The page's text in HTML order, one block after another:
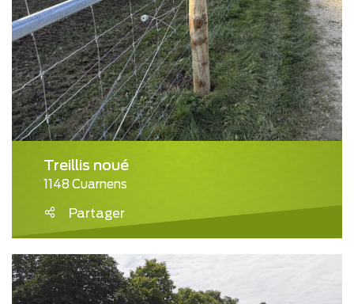
Treillis noué
1148 Cuarnens
Partager